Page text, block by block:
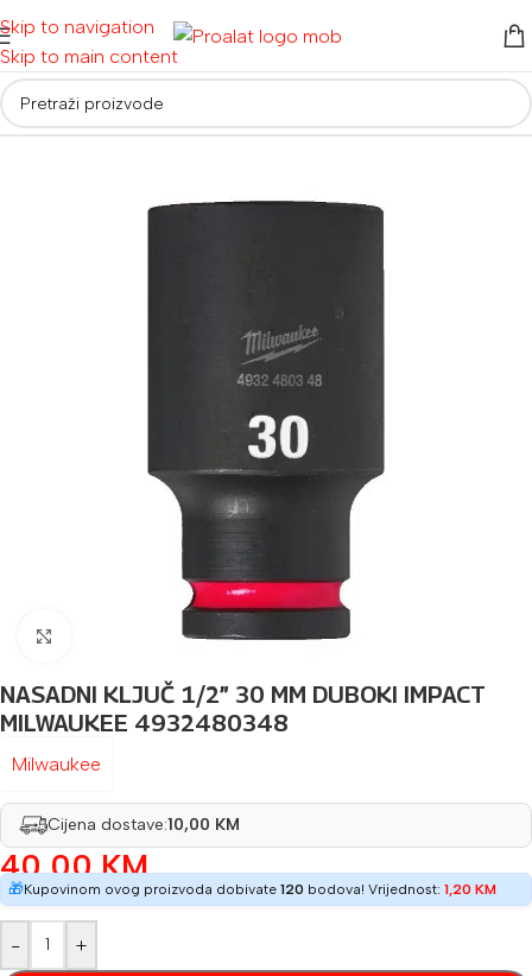
Skip to navigation
Skip to main content
Početna/ Pribor/Nasadni ključevi
NASADNI KLJUČ 1/2” 30 MM DUBOKI IMPACT
MILWAUKEE 4932480348
Milwaukee
Cijena dostave:10,00 KM
40,00KM
🎁Kupovinom ovog proizvoda dobivate 120 bodova! Vrijednost: 1,20 KM
- +